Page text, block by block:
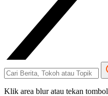
Klik area blur atau tekan tombol